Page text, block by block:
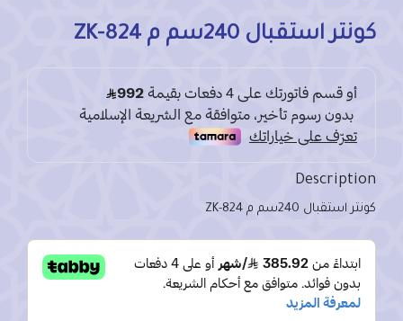
كونتر استقبال 240سم م ZK-824
Description
كونتر استقبال 240سم م ZK-824